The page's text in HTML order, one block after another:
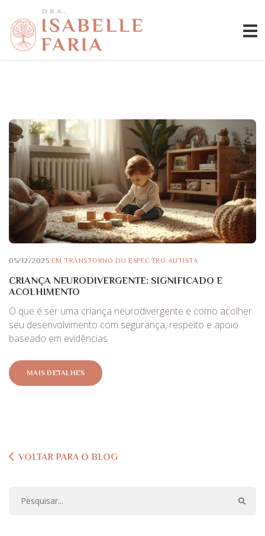
05/12/2025 EM TRANSTORNO DO ESPECTRO AUTISTA
CRIANÇA NEURODIVERGENTE: SIGNIFICADO E
ACOLHIMENTO
O que é ser uma criança neurodivergente e como acolher
seu desenvolvimento com segurança, respeito e apoio
baseado em evidências
MAIS DETALHES
VOLTAR PARA O BLOG